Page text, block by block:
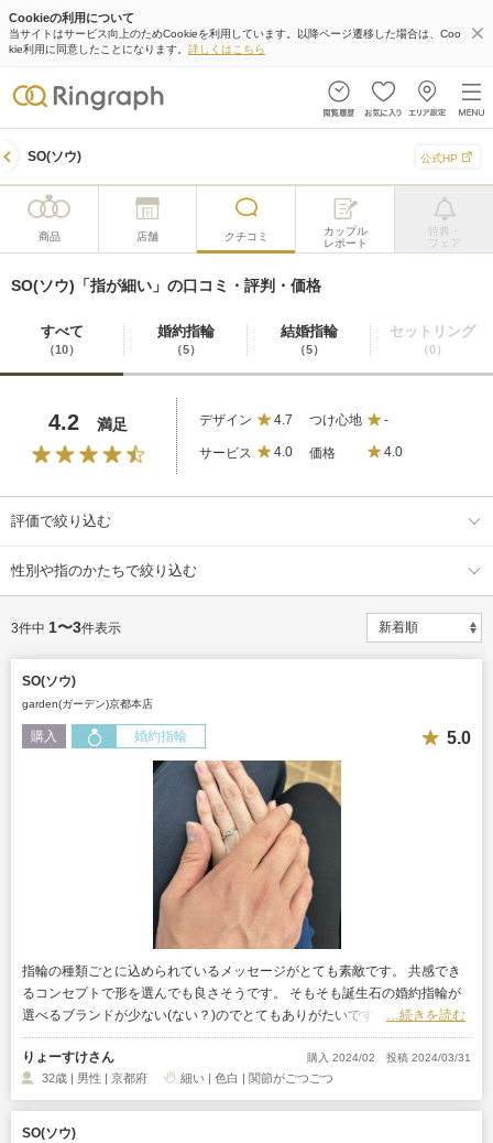
Cookieの利用について
当サイトはサービス向上のためCookieを利用しています。以降ページ遷移した場合は、Coo
kie利用に同意したことになります。 詳しくはこちら
SO(ソウ) 公式HP
商品 店舗 クチコミ
カップル
レポート
特典・
フェア
SO(ソウ)「指が細い」の口コミ・評判・価格
すべて
（10）
婚約指輪
（5）
結婚指輪
（5）
セットリング
（0）
4.2 満足 デザイン 4.7 つけ心地 -
サービス 4.0 価格 4.0
評価で絞り込む
性別や指のかたちで絞り込む
3件中 1〜3件表示
SO(ソウ)
garden(ガーデン)京都本店
購入 婚約指輪 5.0
指輪の種類ごとに込められているメッセージがとても素敵です。 共感でき
るコンセプトで形を選んでも良さそうです。 そもそも誕生石の婚約指輪が
選べるブランドが少ない(ない？)のでとてもありがたいです。 ロゴや名前も
おしゃれで好感度高めです。
…続きを読む
りょーすけさん 購入 2024/02 投稿 2024/03/31
32歳 | 男性 | 京都府 細い | 色白 | 関節がごつごつ
SO(ソウ)